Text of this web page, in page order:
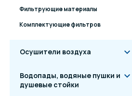
Фильтрующие материалы
Комплектующие фильтров
Осушители воздуха
Водопады, водяные пушки и
душевые стойки